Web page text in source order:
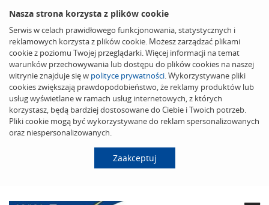
Nasza strona korzysta z plików cookie
Serwis w celach prawidłowego funkcjonowania, statystycznych i
reklamowych korzysta z plików cookie. Możesz zarządzać plikami
cookie z poziomu Twojej przeglądarki. Więcej informacji na temat
warunków przechowywania lub dostępu do plików cookies na naszej
witrynie znajduje się w polityce prywatności. Wykorzystywane pliki
cookies zwiększają prawdopodobieństwo, że reklamy produktów lub
usług wyświetlane w ramach usług internetowych, z których
korzystasz, będą bardziej dostosowane do Ciebie i Twoich potrzeb.
Pliki cookie mogą być wykorzystywane do reklam spersonalizowanych
oraz niespersonalizowanych.
Zaakceptuj